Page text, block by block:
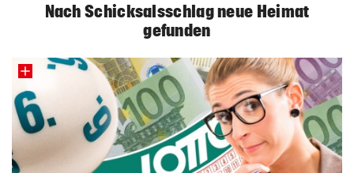
Nach Schicksalsschlag neue Heimat
gefunden